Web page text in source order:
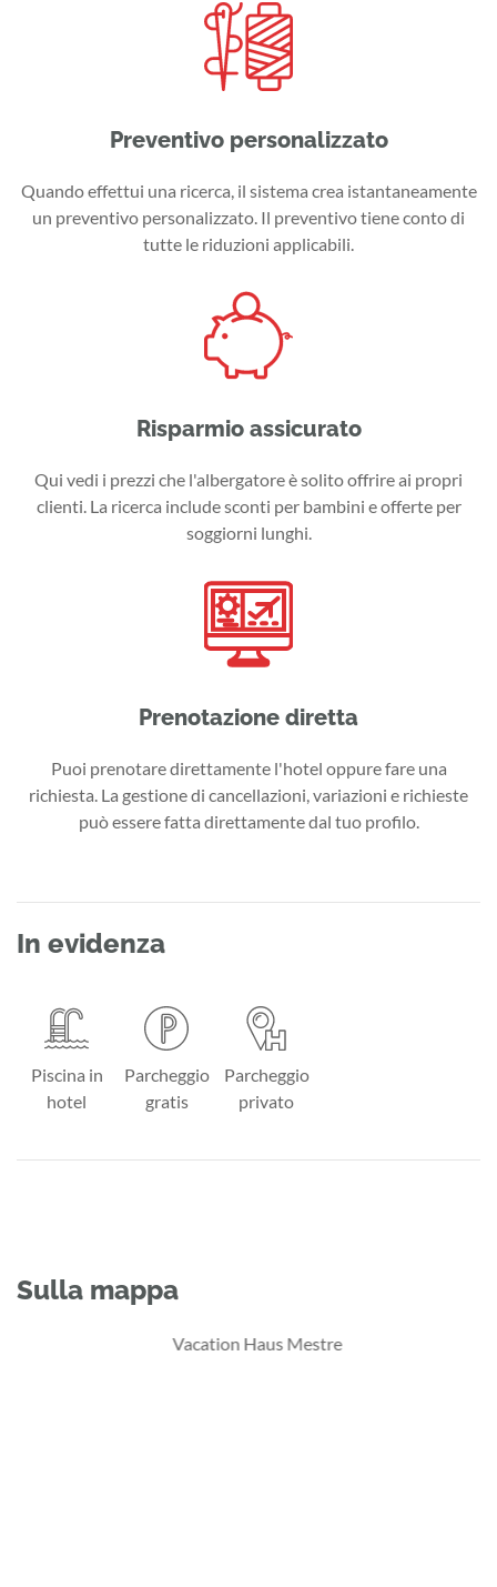
Preventivo personalizzato
Quando effettui una ricerca, il sistema crea istantaneamente
un preventivo personalizzato. Il preventivo tiene conto di
tutte le riduzioni applicabili.
Risparmio assicurato
Qui vedi i prezzi che l'albergatore è solito offrire ai propri
clienti. La ricerca include sconti per bambini e offerte per
soggiorni lunghi.
Prenotazione diretta
Puoi prenotare direttamente l'hotel oppure fare una
richiesta. La gestione di cancellazioni, variazioni e richieste
può essere fatta direttamente dal tuo profilo.
In evidenza
Piscina in
hotel
Parcheggio
gratis
Parcheggio
privato
Sulla mappa